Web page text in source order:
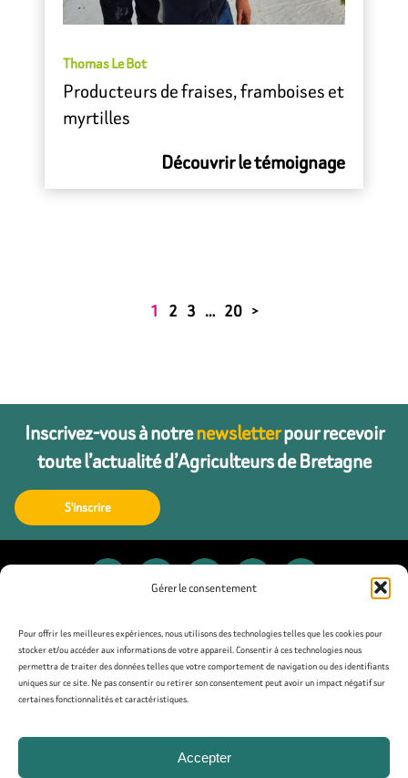
Gérer le consentement
Pour offrir les meilleures expériences, nous utilisons des technologies telles que les cookies pour
stocker et/ou accéder aux informations de votre appareil. Consentir à ces technologies nous
permettra de traiter des données telles que votre comportement de navigation ou des identifiants
uniques sur ce site. Ne pas consentir ou retirer son consentement peut avoir un impact négatif sur
certaines fonctionnalités et caractéristiques.
Accepter
Thomas Le Bot
Producteurs de fraises, framboises et
myrtilles
Découvrir le témoignage
1 2 3 … 20 >
Inscrivez-vous à notrenewsletterpour recevoir
toute l’actualité d’Agriculteurs de Bretagne
S'inscrire
Contact
Presse
Politique de confidentialité